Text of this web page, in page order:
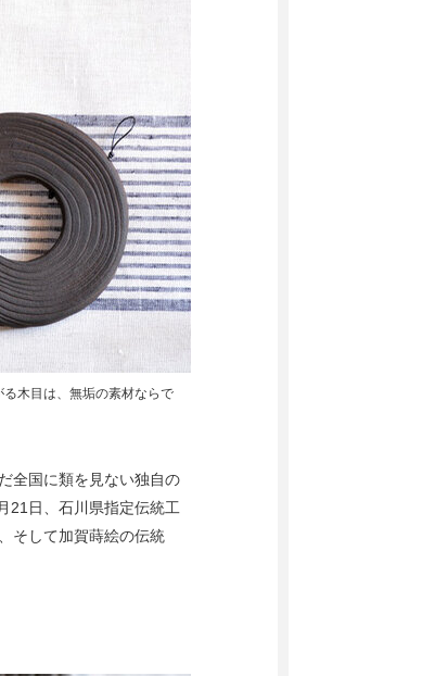
木目は、無垢の素材ならで
全国に類を見ない独自の
21日、石川県指定伝統工
そして加賀蒔絵の伝統